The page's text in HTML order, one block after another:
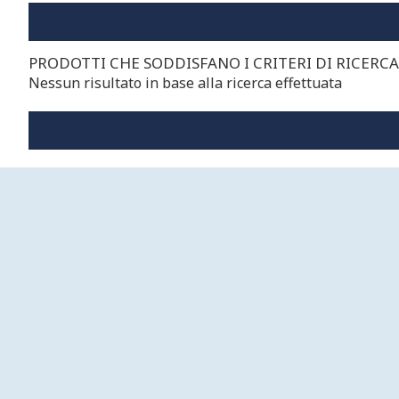
PRODOTTI CHE SODDISFANO I CRITERI DI RICERCA
Nessun risultato in base alla ricerca effettuata